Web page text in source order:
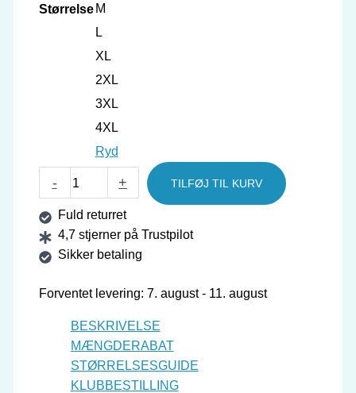
Størrelse M
L
XL
2XL
3XL
4XL
Ryd
-
GEWO
t-
Shirt
Santiago
antal
+ TILFØJ TIL KURV
Fuld returret
4,7 stjerner på Trustpilot
Sikker betaling
Forventet levering: 7. august - 11. august
BESKRIVELSE
MÆNGDERABAT
STØRRELSESGUIDE
KLUBBESTILLING